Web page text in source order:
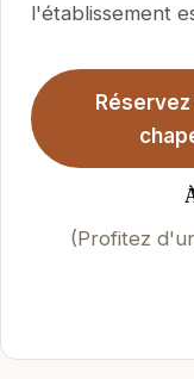
l'établissement
(Profitez